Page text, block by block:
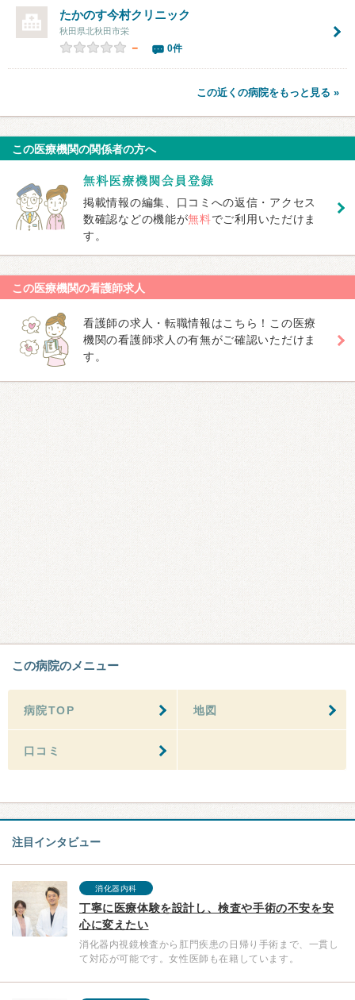
たかのす今村クリニック
秋田県北秋田市栄
－ 0件
この近くの病院をもっと見る »
この医療機関の関係者の方へ
掲載情報の編集、口コミへの返信・アクセス
数確認などの機能が無料でご利用いただけま
す。
この医療機関の看護師求人
看護師の求人・転職情報はこちら！この医療
機関の看護師求人の有無がご確認いただけま
す。
この病院のメニュー
病院TOP 地図
口コミ
注目インタビュー
消化器内科
丁寧に医療体験を設計し、検査や手術の不安を安
心に変えたい
消化器内視鏡検査から肛門疾患の日帰り手術まで、一貫し
て対応が可能です。女性医師も在籍しています。